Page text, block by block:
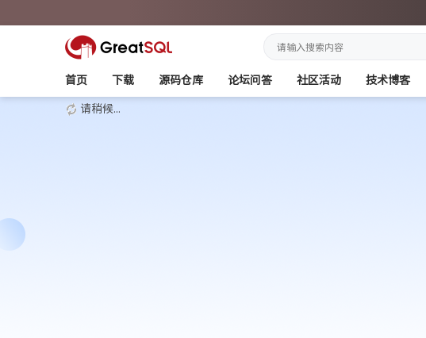
首页 下载 源码仓库 论坛问答 社区活动 技术博客
请稍候...